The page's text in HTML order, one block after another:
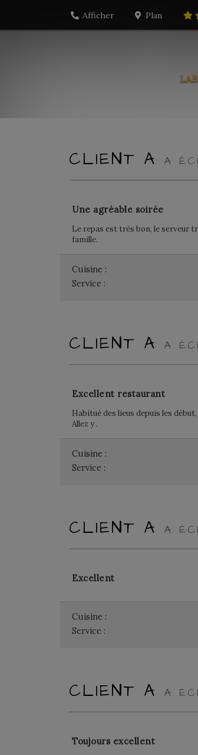
Afficher Plan
CLIENT A A
Une agréable soirée
Le repas est très bon, le serveur
famille.
Cuisine :
Service :
CLIENT A A
Excellent restaurant
Habitué des lieus depuis les
Allez y .
Cuisine :
Service :
CLIENT A A
Excellent
Cuisine :
Service :
CLIENT A A
Toujours excellent